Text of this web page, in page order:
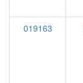
019163